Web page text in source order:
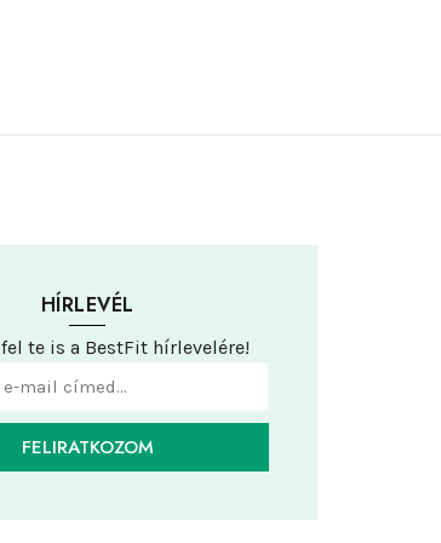
HÍRLEVÉL
te is a BestFit hírlevelére!
FELIRATKOZOM